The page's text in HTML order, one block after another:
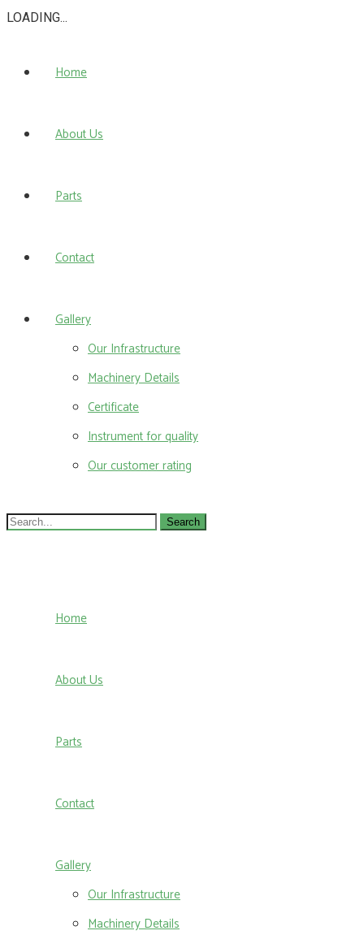
LOADING...
Home
About Us
Parts
Contact
Gallery
Our Infrastructure
Machinery Details
Certificate
Instrument for quality
Our customer rating
Search
Home
About Us
Parts
Contact
Gallery
Our Infrastructure
Machinery Details